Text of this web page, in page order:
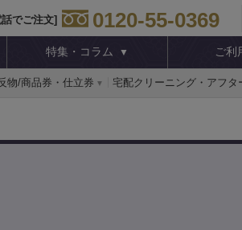
話でご注文] 0120-55-0369
特集・コラム ご利
物/商品券・仕立券 宅配クリーニング・アフタ